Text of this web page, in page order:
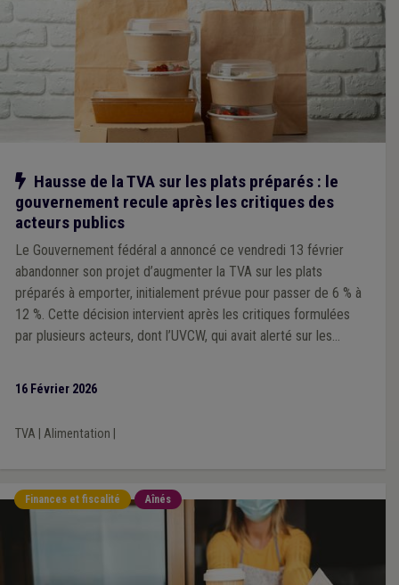
Notre action
Hausse de la TVA sur les plats préparés : le
gouvernement recule après les critiques des
acteurs publics
Le Gouvernement fédéral a annoncé ce vendredi 13 février
abandonner son projet d’augmenter la TVA sur les plats
préparés à emporter, initialement prévue pour passer de 6 % à
12 %. Cette décision intervient après les critiques formulées
par plusieurs acteurs, dont l’UVCW, qui avait alerté sur les
16 Février 2026
TVA Alimentation
Finances et fiscalité Aînés